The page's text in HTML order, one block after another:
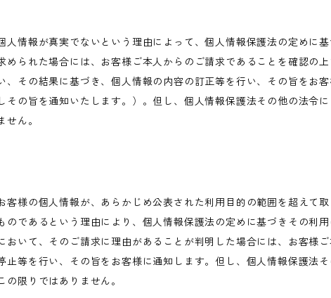
人情報が真実でないという理由によって、個人情報保護法の定めに
められた場合には、お客様ご本人からのご請求であることを確認の
、その結果に基づき、個人情報の内容の訂正等を行い、その旨をお
その旨を通知いたします。）。但し、個人情報保護法その他の法令
ん。
客様の個人情報が、あらかじめ公表された利用目的の範囲を超えて
のであるという理由により、個人情報保護法の定めに基づきその利
おいて、そのご請求に理由があることが判明した場合には、お客様
止等を行い、その旨をお客様に通知します。但し、個人情報保護法
限りではありません。